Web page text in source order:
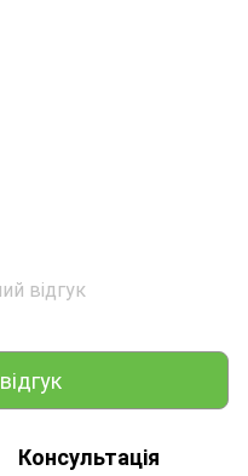
відгук
Консультація